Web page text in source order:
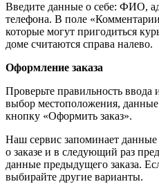
Введите данные о себе: ФИО,
телефона. В поле «Комментарии
которые могут пригодиться
доме считаются справа налево.
Оформление заказа
Проверьте правильность
выбор местоположения,
кнопку «Оформить заказ».
Наш сервис запоминает
о заказе и в следующий раз
данные предыдущего заказа.
выбирайте другие варианты.